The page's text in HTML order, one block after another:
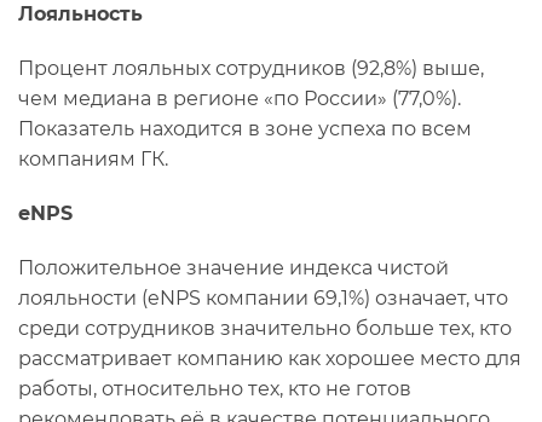
Лояльность
Процент лояльных сотрудников (92,8%) выше,
чем медиана в регионе «по России» (77,0%).
Показатель находится в зоне успеха по всем
компаниям ГК.
eNPS
Положительное значение индекса чистой
лояльности (eNPS компании 69,1%) означает, что
среди сотрудников значительно больше тех, кто
рассматривает компанию как хорошее место для
работы, относительно тех, кто не готов